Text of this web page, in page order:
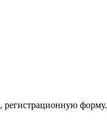
регистрационную форму.